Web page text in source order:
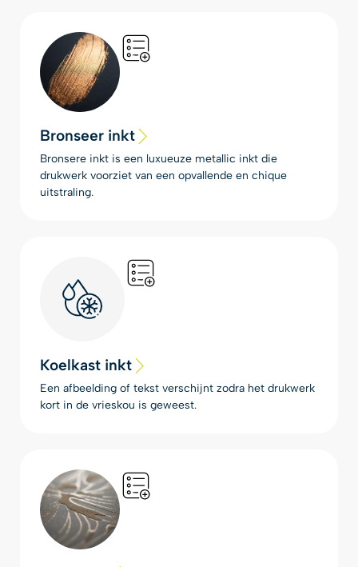
Bronseer inkt
Bronsere inkt is een luxueuze metallic inkt die
drukwerk voorziet van een opvallende en chique
uitstraling.
Koelkast inkt
Een afbeelding of tekst verschijnt zodra het drukwerk
kort in de vrieskou is geweest.